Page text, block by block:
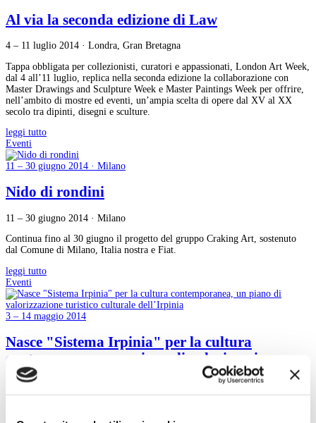
Al via la seconda edizione di Law
4 – 11 luglio 2014 · Londra, Gran Bretagna
Tappa obbligata per collezionisti, curatori e appassionati, London Art Week,
dal 4 all’11 luglio, replica nella seconda edizione la collaborazione con
Master Drawings and Sculpture Week e Master Paintings Week per offrire,
nell’ambito di mostre ed eventi, un’ampia scelta di opere dal XV al XX
secolo tra dipinti, disegni e sculture.
leggi tutto
Eventi
11 – 30 giugno 2014 · Milano
Nido di rondini
11 – 30 giugno 2014 · Milano
Continua fino al 30 giugno il progetto del gruppo Craking Art, sostenuto
dal Comune di Milano, Italia nostra e Fiat.
leggi tutto
Eventi
3 – 14 maggio 2014
Nasce "Sistema Irpinia" per la cultura
contemporanea, un piano di valorizzazione
turistico culturale dell’Irpinia